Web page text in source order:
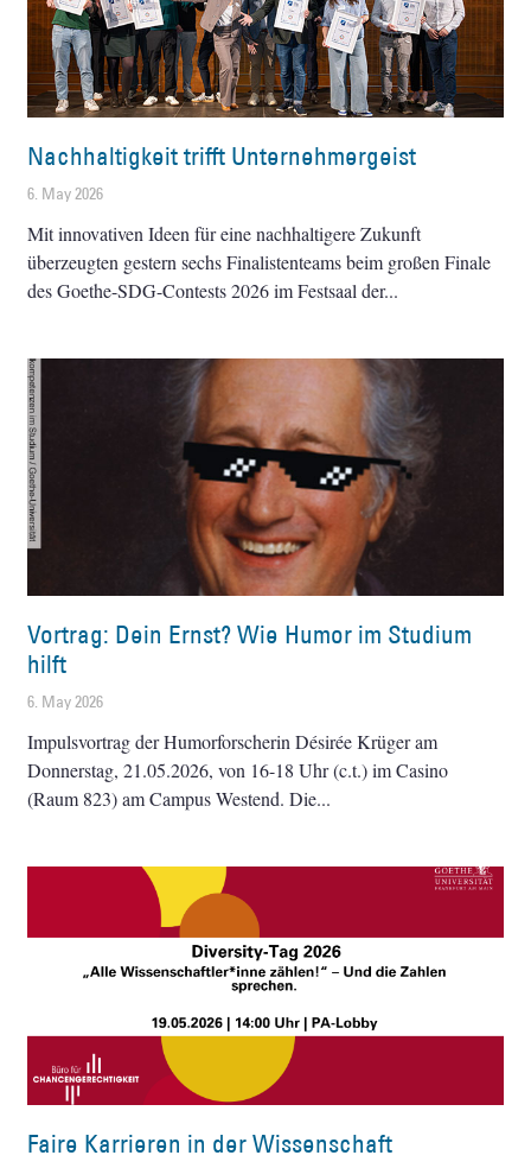
Nachhaltigkeit trifft Unternehmergeist
6. May 2026
Mit innovativen Ideen für eine nachhaltigere Zukunft
überzeugten gestern sechs Finalistenteams beim großen Finale
des Goethe-SDG-Contests 2026 im Festsaal der
Vortrag: Dein Ernst? Wie Humor im Studium
hilft
6. May 2026
Impulsvortrag der Humorforscherin Désirée Krüger am
Donnerstag, 21.05.2026, von 16-18 Uhr (c.t.) im Casino
(Raum 823) am Campus Westend. Die
Faire Karrieren in der Wissenschaft